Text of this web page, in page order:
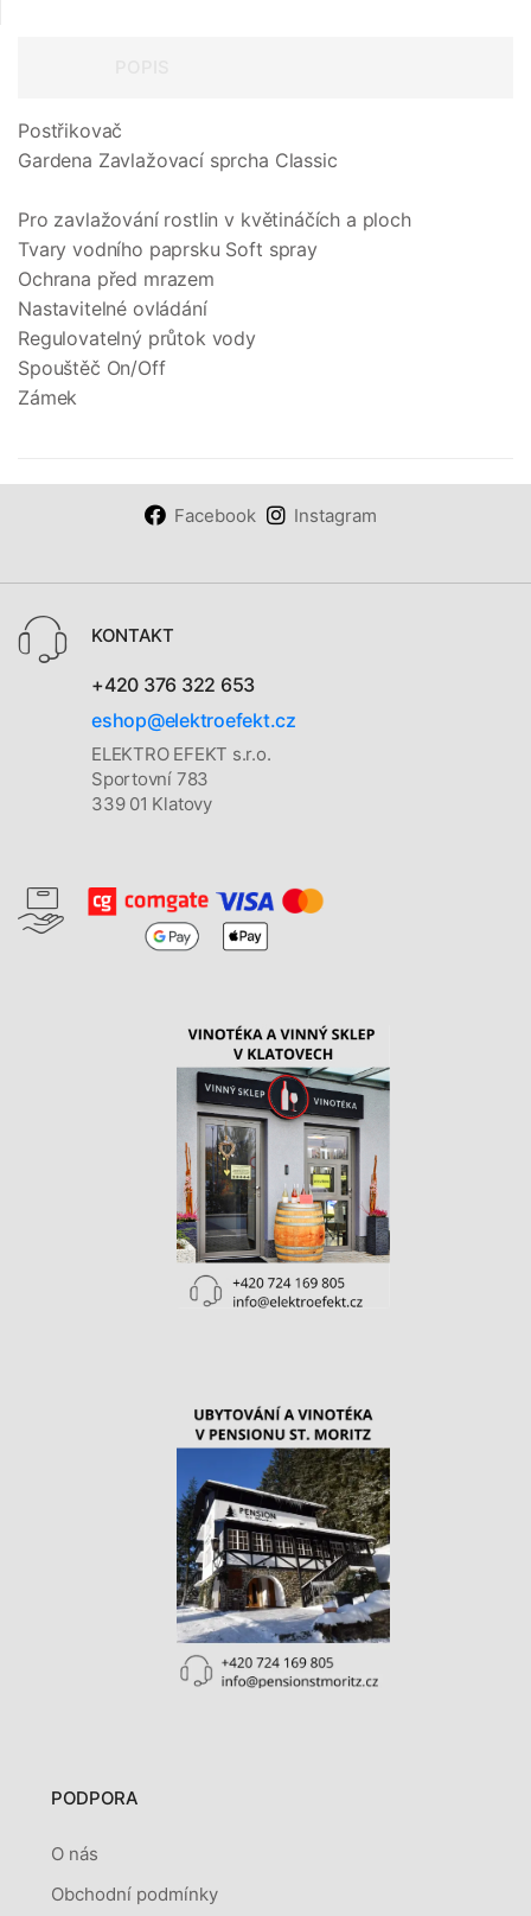
Postřikovač
Gardena Zavlažovací sprcha Classic
Pro zavlažování rostlin v květináčích a ploch
Tvary vodního paprsku Soft spray
Ochrana před mrazem
Nastavitelné ovládání
Regulovatelný průtok vody
Spouštěč On/Off
Zámek
Facebook Instagram
KONTAKT
+420 376 322 653
eshop@elektroefekt.cz
ELEKTRO EFEKT s.r.o.
Sportovní 783
339 01 Klatovy
PODPORA
O nás
Obchodní podmínky